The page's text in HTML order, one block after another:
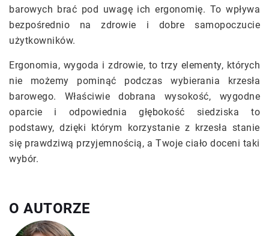
barowych brać pod uwagę ich ergonomię. To wpływa
bezpośrednio na zdrowie i dobre samopoczucie
użytkowników.
Ergonomia, wygoda i zdrowie, to trzy elementy, których
nie możemy pominąć podczas wybierania krzesła
barowego. Właściwie dobrana wysokość, wygodne
oparcie i odpowiednia głębokość siedziska to
podstawy, dzięki którym korzystanie z krzesła stanie
się prawdziwą przyjemnością, a Twoje ciało doceni taki
wybór.
O AUTORZE